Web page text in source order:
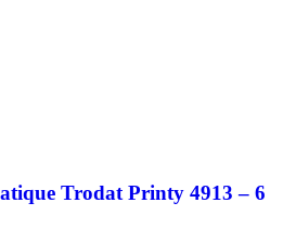
Trodat Printy 4913 – 6